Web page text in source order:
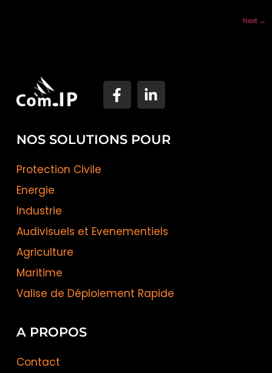
Next →
NOS SOLUTIONS POUR
Protection Civile
Energie
Industrie
Audivisuels et Evenementiels
Agriculture
Maritime
Valise de Déploiement Rapide
A PROPOS
Contact